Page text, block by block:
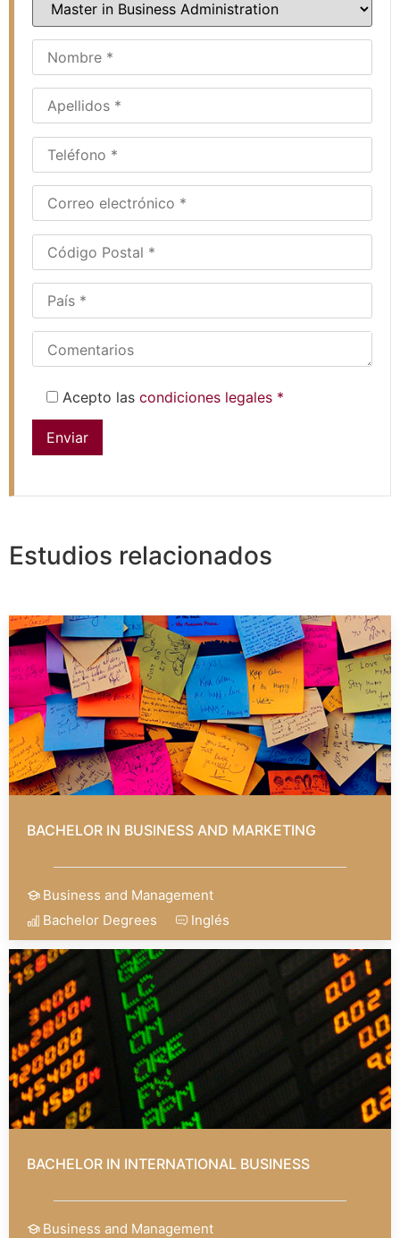
Acepto las condiciones legales *
Estudios relacionados
BACHELOR IN BUSINESS AND MARKETING
Business and Management
Bachelor Degrees
Inglés
BACHELOR IN INTERNATIONAL BUSINESS
Business and Management